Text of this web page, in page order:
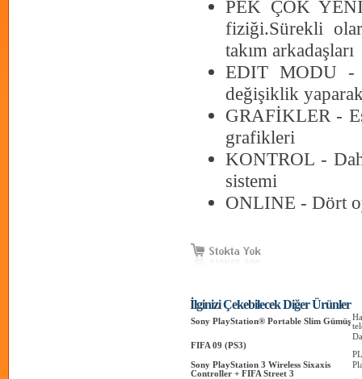
PEK ÇOK
fiziği.Sürekli
takım arkadaşları
EDIT MODU -
değişiklik
GRAFİKLER -
grafikleri
KONTROL -
sistemi
ONLINE - Dört
İlginizi Çekebilecek Diğer Ürünler
Sony PlayStation® Portable Slim Gümüş
FIFA 09 (PS3)
Sony PlayStation 3 Wireless Sixaxis
Controller + FIFA Street 3